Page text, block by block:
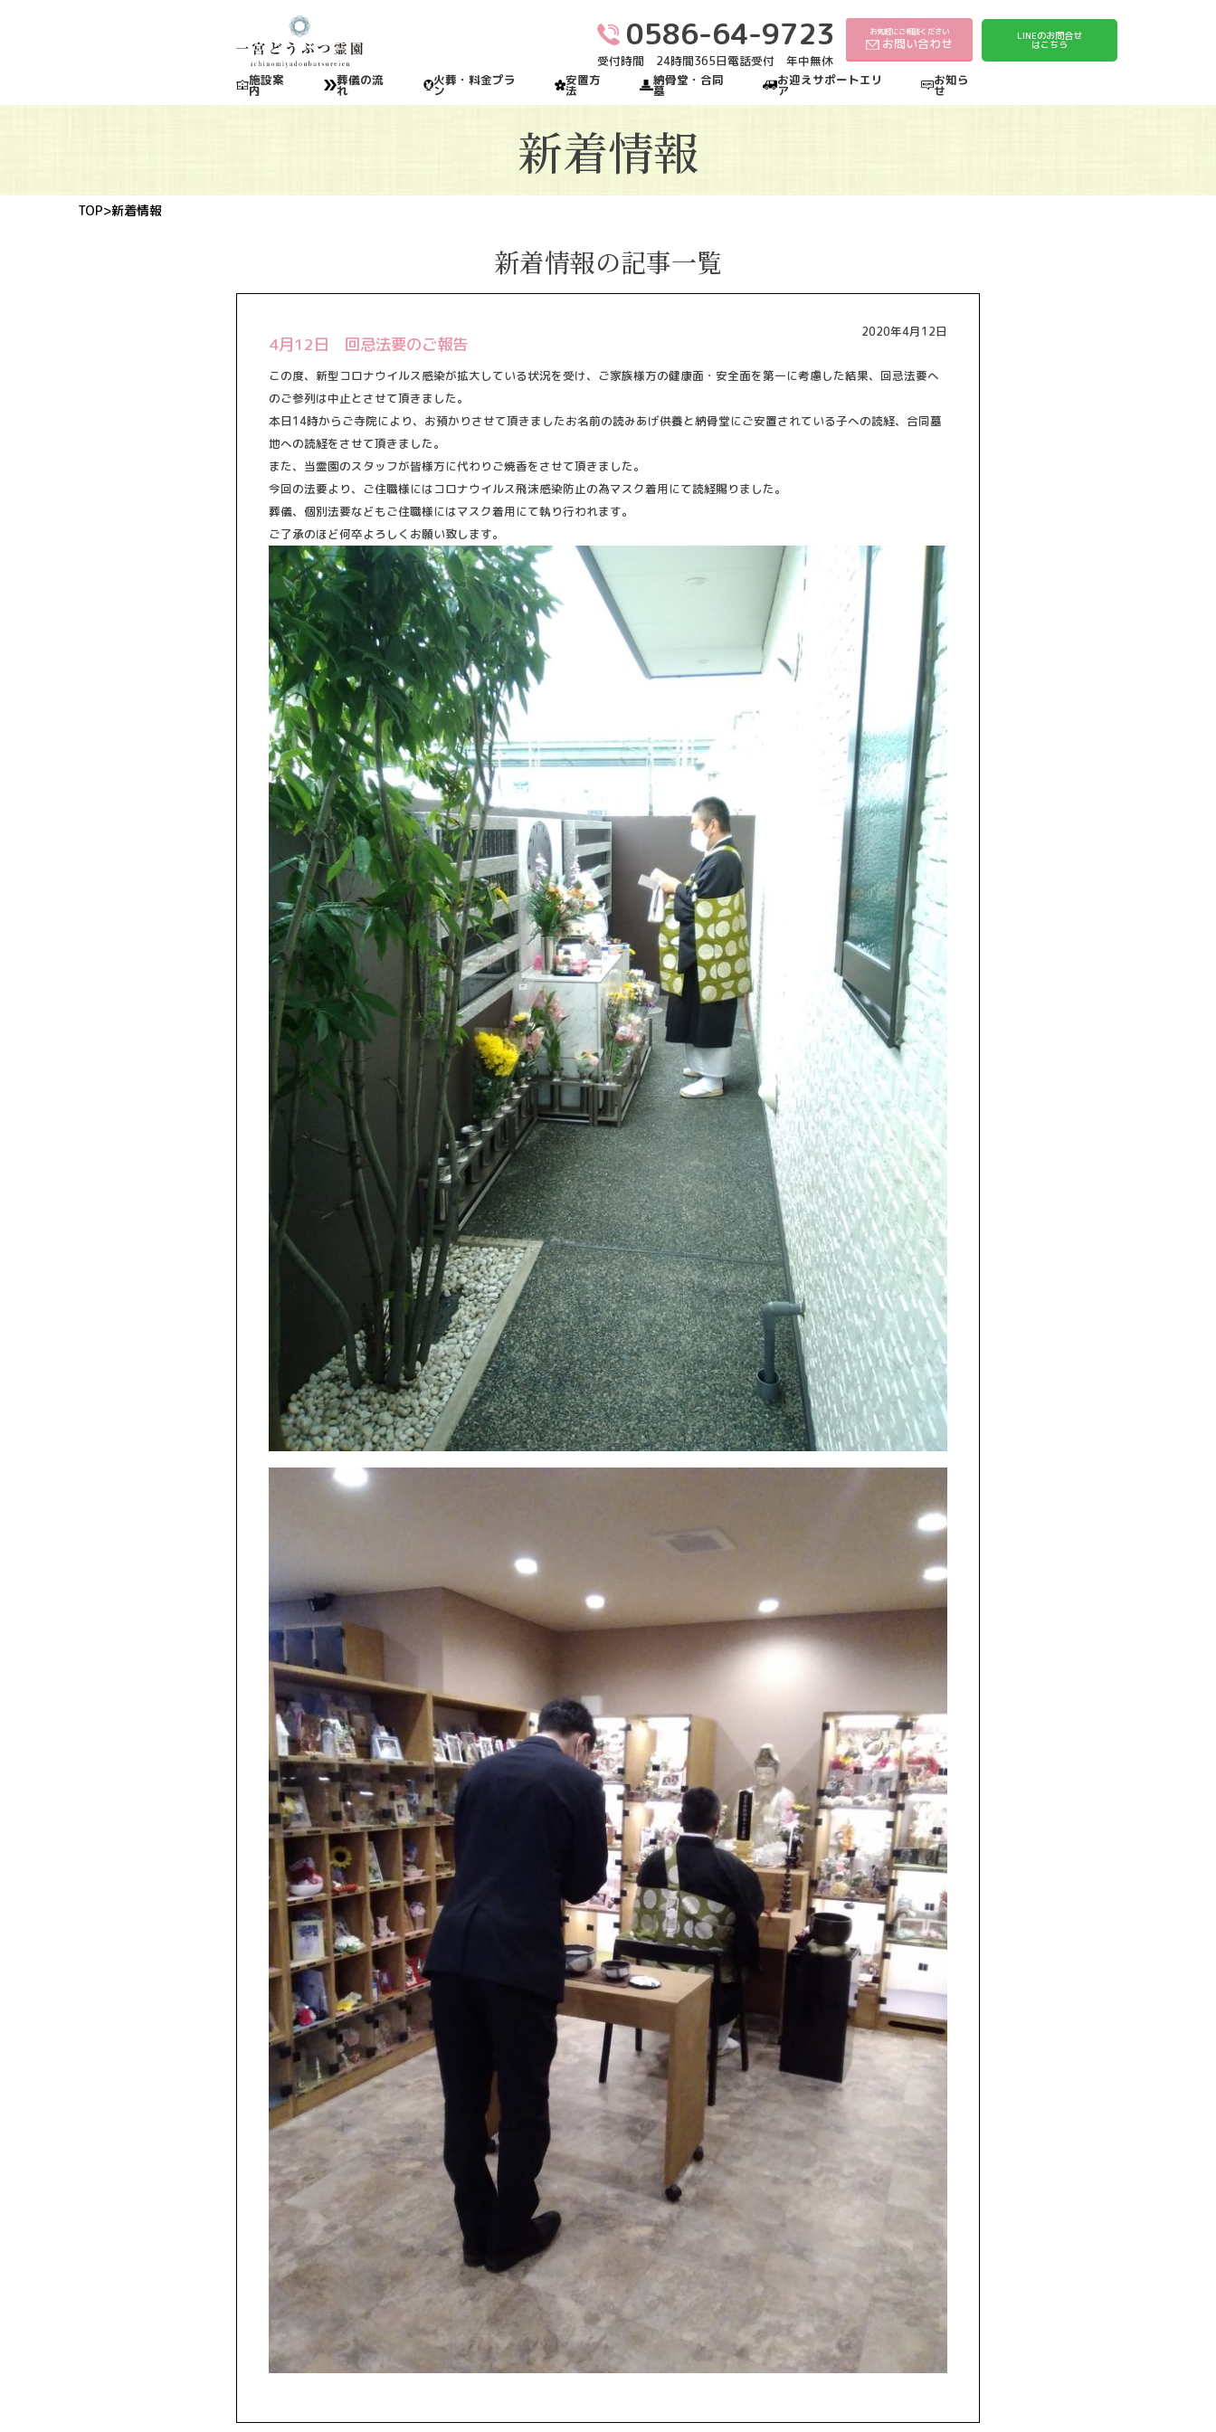
0586-64-9723
受付時間 24時間365日電話受付 年中無休
お気軽にご相談ください
お問い合わせ
LINEのお問合せ
はこちら
施設案
内
葬儀の流
れ
火葬・料金プラ
ン
安置方
法
納骨堂・合同
墓
お迎えサポートエリ
ア
お知ら
せ
新着情報
TOP>新着情報
新着情報の記事一覧
2020年4月12日
4月12日 回忌法要のご報告
この度、新型コロナウイルス感染が拡大している状況を受け、 ご家族様方の健康面・安全面を第一に考慮した結果、 回忌法要へ
のご参列は中止とさせて頂きました。
本日14時からご寺院により、 お預かりさせて頂きましたお名前の読みあげ供養と納骨堂にご安置されている子への読経、合同墓
地への読経をさせて頂きました。
また、 当霊園のスタッフが皆様方に代わりご焼香をさせて頂きました。
今回の法要より、 ご住職様にはコロナウイルス飛沫感染防止の為マスク着用にて読経賜りました。
葬儀、 個別法要などもご住職様にはマスク着用にて執り行われます。
ご了承のほど何卒よろしくお願い致します。